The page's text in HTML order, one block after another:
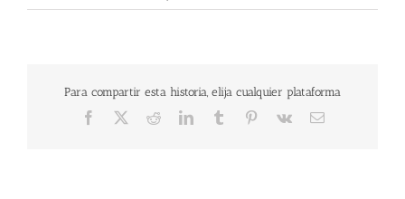
Para compartir esta historia, elija cualquier plataforma
Facebook RedditLinkedInTumblr Pinterest
Vk
Correo